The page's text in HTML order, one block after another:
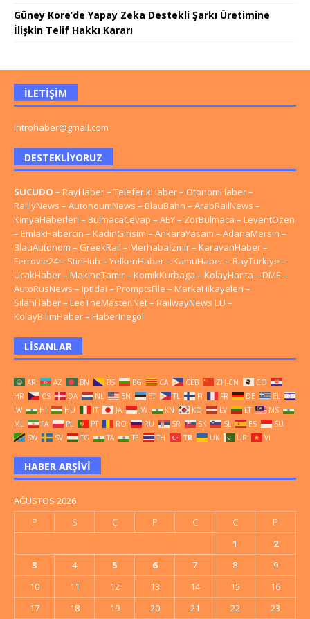
Güney Kore’de Yapay Zeka Destekli Şarkı Üretimine
İlişkin Telif Hakkı Kararı
İLETIŞIM
introhaber@gmail.com
DESTEKLIYORUZ
SUCUDO – RayHaber– TeleferikHaber– OtonomHaber–
RaillyNews – AutonoumNews – BlauBahn – ArabRailNews –
KimyaHaberleri – BulmacaCevap – AEY– ZorBulmaca – LeventÖzen
– EmlakHabercin – KadinGirisim – AnkaraYasam – AdanaMersin –
BlauAutonom – GreekRail – Merhabaİzmir– KaravanHaber–
Ferrovie24– StiriHub – YelkenHaber– KamuHaber– RayTurkiye –
UcakHaber– MakineTamir– KomikKurbaga – KolayHarita – DME –
AutoRusNews – Iptidai – PromptsFile – MarkaHikayeleri –
SilahHaber– LeoTheMaster.Net– RailwayNews EU –
KolayBilimHaber– HaberInegol
LISANLAR
AR AZ BN BS BG CA CEB ZH-CN
CO
HR
CS DA NL EN ET TL FI FR DE
EL
IW
HI HU IT JA JW KN KO LV LT
MS
ML
FA PL PT RO RU SR SK SL ES
SU
SW
SV TG TA TE TH TR UK UR VI
HABER ARŞIVI
AĞUSTOS 2026
P
S Ç P C C
P
1
2
3
4 5 6 7 8
9
10
11 12 13 14 15
16
17
18 19 20 21 22 23